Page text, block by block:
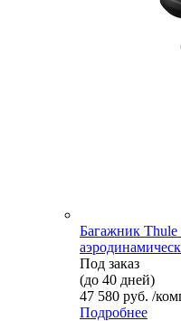
Багажник
Под заказ
(до 40 дней)
47 580 руб. /
Подробнее